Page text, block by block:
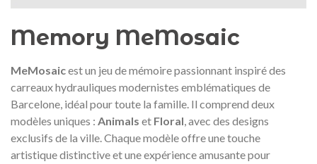
Memory MeMosaic
MeMosaicest un jeu de mémoire passionnant inspiré des
carreaux hydrauliques modernistes emblématiques de
Barcelone, idéal pour toute la famille. Il comprend deux
modèles uniques : Animals et Floral, avec des designs
exclusifs de la ville. Chaque modèle offre une touche
artistique distinctive et une expérience amusante pour